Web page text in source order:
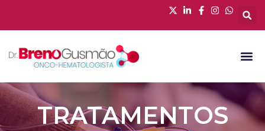
TRATAMENTOS